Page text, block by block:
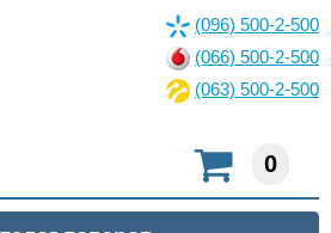
(096) 500-2-500
(066) 500-2-500
(063) 500-2-500
0